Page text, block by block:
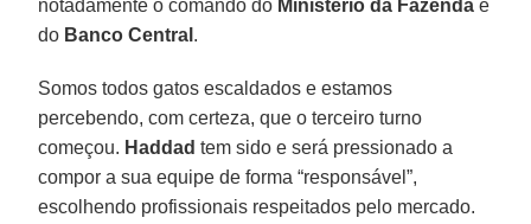
notadamente o comando do Ministério da Fazenda e
do Banco Central .
Somos todos gatos escaldados e estamos
percebendo, com certeza, que o terceiro turno
começou. Haddad tem sido e será pressionado a
compor a sua equipe de forma “responsável”,
escolhendo profissionais respeitados pelo mercado.